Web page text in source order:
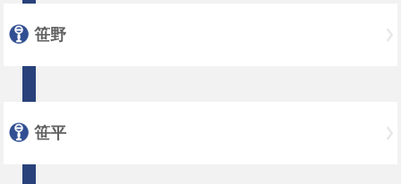
笹野
笹平